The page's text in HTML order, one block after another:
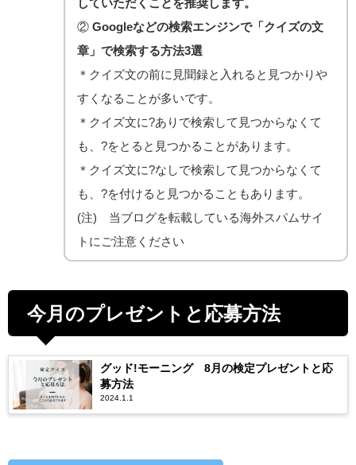
していただくことを推奨します。
②Googleなどの検索エンジンで「クイズの文
章」で検索する方法3選
＊クイズ文の前に見聞録と入れると見つかりや
すくなることが多いです。
＊クイズ文に?ありで検索して見つからなくて
も、?をとると見つかることがあります。
＊クイズ文に?なしで検索して見つからなくて
も、?を付けると見つかることもあります。
(注) 当ブログを転載している海外スパムサイ
トにご注意ください
今月のプレゼントと応募方法
グッド!モーニング 8月の検定プレゼントと応
募方法
2024.1.1